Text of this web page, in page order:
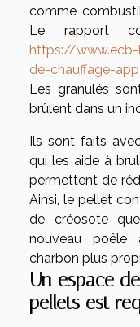
comme
Le rapport
https://
de-chauffage-
Les granulés
brûlent dans un
Ils sont faits
qui les aide à
permettent de
Ainsi, le pellet
de créosote
nouveau poêle
charbon plus
Un espace
pellets est